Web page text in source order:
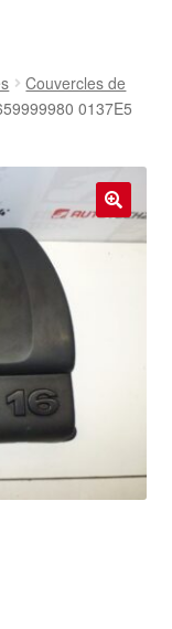
Couvercles de
0137E5